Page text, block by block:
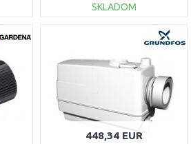
SKLADOM
Porovnať
448,34 EUR